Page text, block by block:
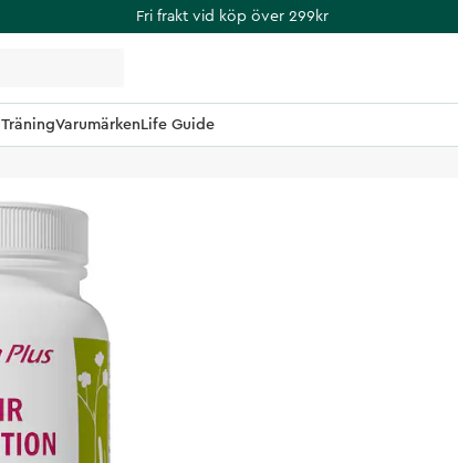
Fri frakt vid köp över 299kr
TräningVarumärkenLife Guide